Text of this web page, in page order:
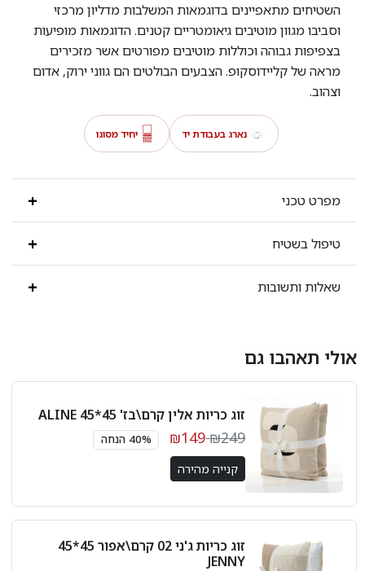
השטיחים מתאפיינים בדוגמאות המשלבות מדליון מרכזי
וסביבו מגוון מוטיבים גיאומטריים קטנים. הדוגמאות מופיעות
בצפיפות גבוהה וכוללות מוטיבים מפורטים אשר מזכירים
מראה של קליידוסקופ. הצבעים הבולטים הם גווני ירוק, אדום
וצהוב.
נארג בעבודת יד יחיד מסוגו
מפרט טכני
טיפול בשטיח
שאלות ותשובות
אולי תאהבו גם
זוג כריות אלין קרם\בז' 45*45 ALINE
₪249
₪149 40% הנחה
קנייה מהירה
זוג כריות ג'ני 02 קרם\אפור 45*45
JENNY